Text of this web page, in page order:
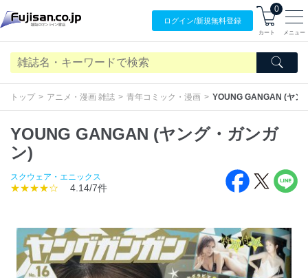
ログイン/新規無料登録
0
カート メニュー
トップ アニメ・漫画 雑誌 青年コミック・漫画 YOUNG GANGAN (ヤン
YOUNG GANGAN (ヤング・ガンガ
ン)
スクウェア・エニックス
★★★★☆ 4.14/7件